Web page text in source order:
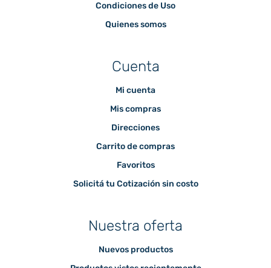
Condiciones de Uso
Quienes somos
Cuenta
Mi cuenta
Mis compras
Direcciones
Carrito de compras
Favoritos
Solicitá tu Cotización sin costo
Nuestra oferta
Nuevos productos